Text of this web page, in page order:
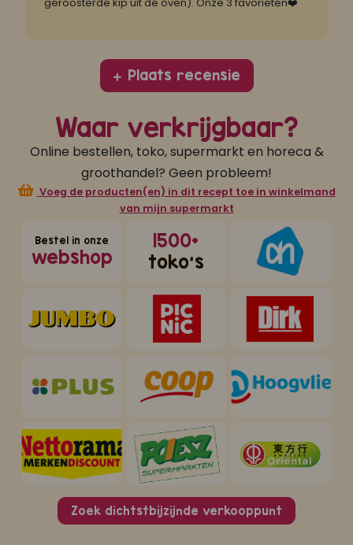
Plaats recensie
Waar verkrijgbaar?
Online bestellen, toko, supermarkt en horeca &
groothandel? Geen probleem!
Voeg de producten(en) in dit recept toe in winkelmand
van mijn supermarkt
Bestel in onze
webshop
1500+
toko's
Zoek dichtstbijzijnde verkooppunt